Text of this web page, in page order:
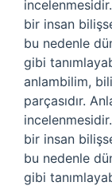
bir insan
bu nedenle
gibi
anlambilim,
parçasıdır.
bir insan
bu nedenle
gibi